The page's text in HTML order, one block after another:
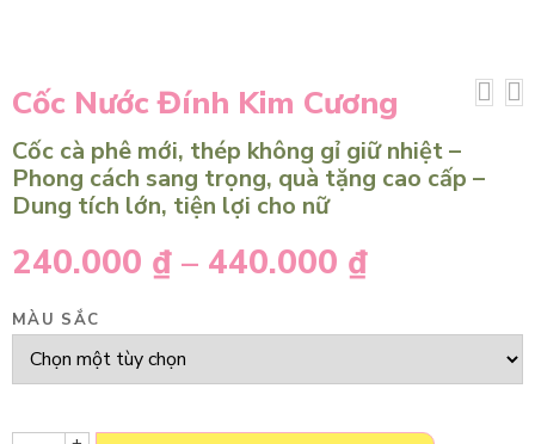
Cốc Nước Đính Kim Cương
Cốc cà phê mới, thép không gỉ giữ nhiệt –
Phong cách sang trọng, quà tặng cao cấp –
Dung tích lớn, tiện lợi cho nữ
240.000 ₫ – 440.000 ₫
MÀU SẮC